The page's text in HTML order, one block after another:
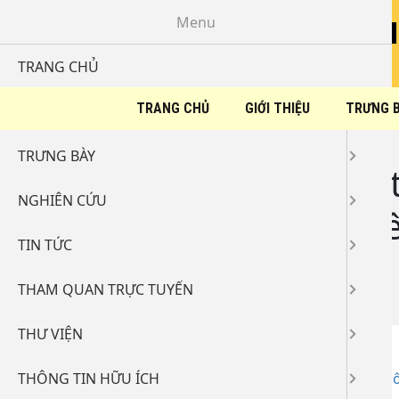
TRANG CHỦ GIỚI THIỆU TRƯNG
Home /Tin tức
Quyết định: Phê
điều kiện xét tuyển
QĐ 231- Phê duyệt danh sách thí sinh đủ điều kiện,
Menu
TRANG CHỦ
TRƯNG BÀY
NGHIÊN CỨU
TIN TỨC
THAM QUAN TRỰC TUYẾN
THƯ VIỆN
THÔNG TIN HỮU ÍCH